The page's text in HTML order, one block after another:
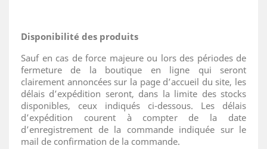
Disponibilité des produits
Sauf en cas de force majeure ou lors des périodes de
fermeture de la boutique en ligne qui seront
clairement annoncées sur la page d’accueil du site, les
délais d’expédition seront, dans la limite des stocks
disponibles, ceux indiqués ci-dessous. Les délais
d’expédition courent à compter de la date
d’enregistrement de la commande indiquée sur le
mail de confirmation de la commande.